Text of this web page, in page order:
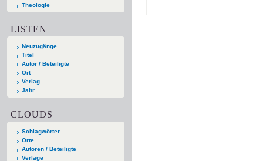
Theologie
LISTEN
Neuzugänge
Titel
Autor / Beteiligte
Ort
Verlag
Jahr
CLOUDS
Schlagwörter
Orte
Autoren / Beteiligte
Verlage